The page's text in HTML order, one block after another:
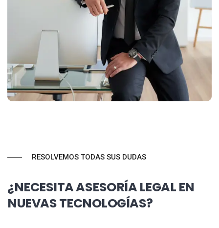
RESOLVEMOS TODAS SUS DUDAS
¿NECESITA ASESORÍA LEGAL EN
NUEVAS TECNOLOGÍAS?